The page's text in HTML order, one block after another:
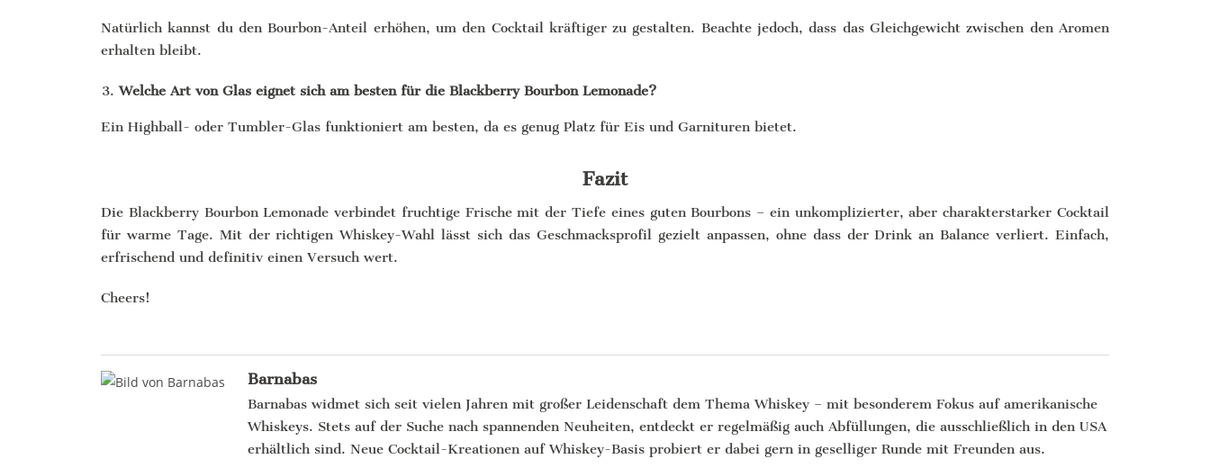
Natürlich kannst du den Bourbon-Anteil erhöhen, um den Cocktail kräftiger zu gestalten. Beachte jedoch, dass das Gleichgewicht zwischen den Aromen
erhalten bleibt.
Welche Art von Glas eignet sich am besten für die Blackberry Bourbon Lemonade?
Ein Highball- oder Tumbler-Glas funktioniert am besten, da es genug Platz für Eis und Garnituren bietet.
Fazit
Die Blackberry Bourbon Lemonade verbindet fruchtige Frische mit der Tiefe eines guten Bourbons – ein unkomplizierter, aber charakterstarker Cocktail
für warme Tage. Mit der richtigen Whiskey-Wahl lässt sich das Geschmacksprofil gezielt anpassen, ohne dass der Drink an Balance verliert. Einfach,
erfrischend und definitiv einen Versuch wert.
Cheers!
Barnabas
Barnabas widmet sich seit vielen Jahren mit großer Leidenschaft dem Thema Whiskey – mit besonderem Fokus auf amerikanische
Whiskeys. Stets auf der Suche nach spannenden Neuheiten, entdeckt er regelmäßig auch Abfüllungen, die ausschließlich in den USA
erhältlich sind. Neue Cocktail-Kreationen auf Whiskey-Basis probiert er dabei gern in geselliger Runde mit Freunden aus.